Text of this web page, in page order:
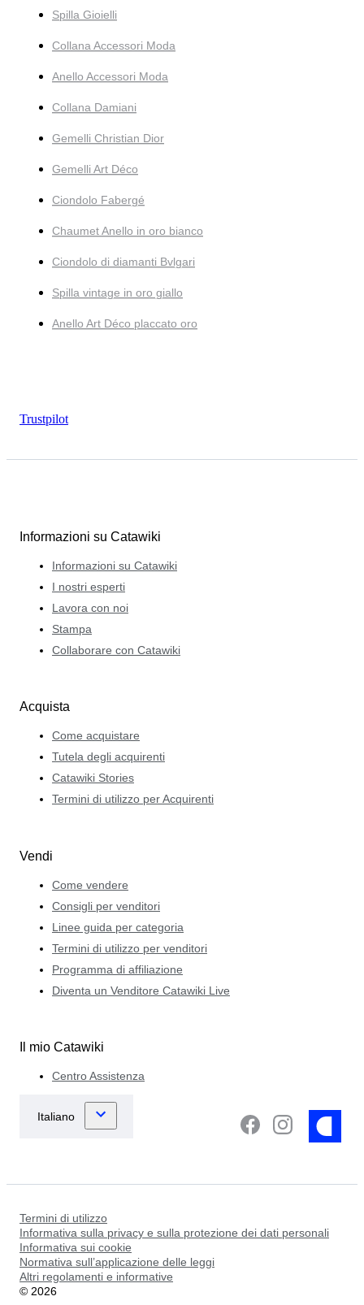
Spilla Gioielli
Collana Accessori Moda
Anello Accessori Moda
Collana Damiani
Gemelli Christian Dior
Gemelli Art Déco
Ciondolo Fabergé
Chaumet Anello in oro bianco
Ciondolo di diamanti Bvlgari
Spilla vintage in oro giallo
Anello Art Déco placcato oro
Trustpilot
Informazioni su Catawiki
Informazioni su Catawiki
I nostri esperti
Lavora con noi
Stampa
Collaborare con Catawiki
Acquista
Come acquistare
Tutela degli acquirenti
Catawiki Stories
Termini di utilizzo per Acquirenti
Vendi
Come vendere
Consigli per venditori
Linee guida per categoria
Termini di utilizzo per venditori
Programma di affiliazione
Diventa un Venditore Catawiki Live
Il mio Catawiki
Centro Assistenza
Termini di utilizzo
Informativa sulla privacy e sulla protezione dei dati personali
Informativa sui cookie
Normativa sull’applicazione delle leggi
Altri regolamenti e informative
© 2026